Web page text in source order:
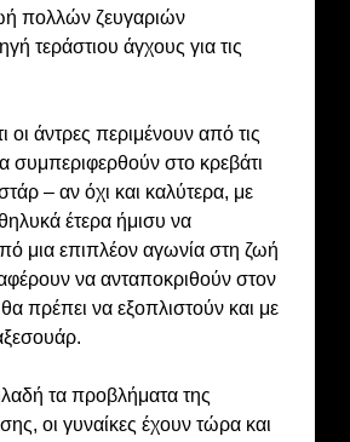
πολλών ζευγαριών
τεράστιου άγχους για τις
οι άντρες περιμένουν από τις
συμπεριφερθούν στο κρεβάτι
– αν όχι και καλύτερα, με
έτερα ήμισυ να
μια επιπλέον αγωνία στη ζωή
να ανταποκριθούν στον
πρέπει να εξοπλιστούν και με
τα προβλήματα της
οι γυναίκες έχουν τώρα και